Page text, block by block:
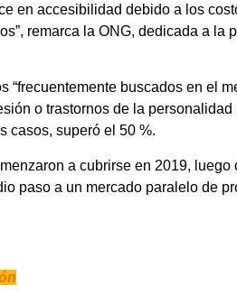
en accesibilidad debido a los
remarca la ONG, dedicada a la
buscados en el
o trastornos de la personalidad
casos, superó el 50 %.
a cubrirse en 2019, luego
paso a un mercado paralelo de